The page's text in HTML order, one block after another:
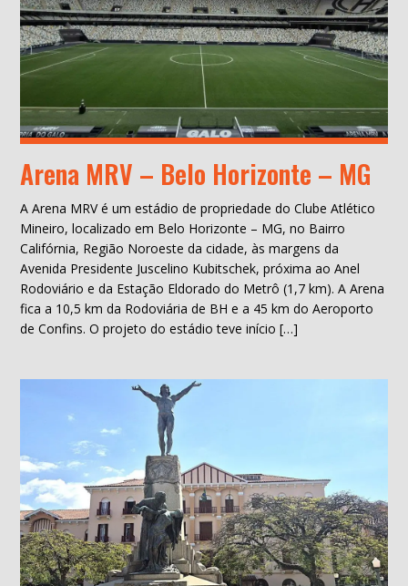
Arena MRV – Belo Horizonte – MG
A Arena MRV é um estádio de propriedade do Clube Atlético
Mineiro, localizado em Belo Horizonte – MG, no Bairro
Califórnia, Região Noroeste da cidade, às margens da
Avenida Presidente Juscelino Kubitschek, próxima ao Anel
Rodoviário e da Estação Eldorado do Metrô (1,7 km). A Arena
fica a 10,5 km da Rodoviária de BH e a 45 km do Aeroporto
de Confins. O projeto do estádio teve início […]